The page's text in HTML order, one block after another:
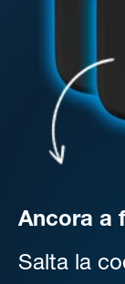
Ancora a
Salta la